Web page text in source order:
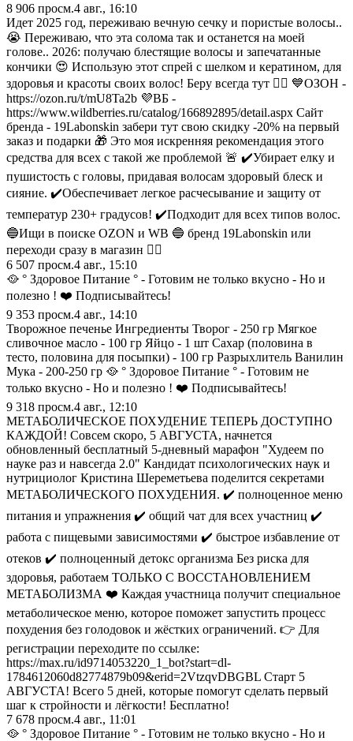
8 906 просм.4 авг., 16:10
Идет 2025 год, переживаю вечную сечку и пористые волосы..
😭 Переживаю, что эта солома так и останется на моей
голове.. 2026: получаю блестящие волосы и запечатанные
кончики 😍 Использую этот спрей с шелком и кератином, для
здоровья и красоты своих волос! Беру всегда тут 👇🏼 💙ОЗОН -
https://ozon.ru/t/mU8Ta2b 💜ВБ -
https://www.wildberries.ru/catalog/166892895/detail.aspx Сайт
бренда - 19Labonskin забери тут свою скидку -20% на первый
заказ и подарки 🎁 Это моя искренняя рекомендация этого
средства для всех с такой же проблемой 🚨 ✔️Убирает елку и
пушистость с головы, придавая волосам здоровый блеск и
сияние. ✔️Обеспечивает легкое расчесывание и защиту от
температур 230+ градусов! ✔️Подходит для всех типов волос.
🔵Ищи в поиске OZON и WB 🔵 бренд 19Labonskin или
переходи сразу в магазин 👇🏽
6 507 просм.4 авг., 15:10
🥘 ° Здоровое Питание ° - Готовим не только вкусно - Но и
полезно ! ❤️ Подписывайтесь!
9 353 просм.4 авг., 14:10
Творожное печенье Ингредиенты Творог - 250 гр Мягкое
сливочное масло - 100 гр Яйцо - 1 шт Сахар (половина в
тесто, половина для посыпки) - 100 гр Разрыхлитель Ванилин
Мука - 200-250 гр 🥘 ° Здоровое Питание ° - Готовим не
только вкусно - Но и полезно ! ❤️ Подписывайтесь!
9 318 просм.4 авг., 12:10
МЕТАБОЛИЧЕСКОЕ ПОХУДЕНИЕ ТЕПЕРЬ ДОСТУПНО
КАЖДОЙ! Cовсем скоро, 5 АВГУСТА, начнется
обновленный бесплатный 5-дневный марафон "Худеем по
науке раз и навсегда 2.0" Кандидат психологических наук и
нутрициолог Кристина Шереметьева поделится секретами
МЕТАБОЛИЧЕСКОГО ПОХУДЕНИЯ. ✔️ полноценное меню
питания и упражнения ✔️ общий чат для всех участниц ✔️
работа с пищевыми зависимостями ✔️ быстрое избавление от
отеков ✔️ полноценный детокс организма Без риска для
здоровья, работаем ТОЛЬКО С ВОССТАНОВЛЕНИЕМ
МЕТАБОЛИЗМА ❤️ Каждая участница получит специальное
метаболическое меню, которое поможет запустить процесс
похудения без голодовок и жёстких ограничений. 👉 Для
регистрации переходите по ссылке:
https://max.ru/id9714053220_1_bot?start=dl-
1784612060d82774879b09&erid=2VtzqvDBGBL Старт 5
АВГУСТА! Всего 5 дней, которые помогут сделать первый
шаг к стройности и лёгкости! Бесплатно!
7 678 просм.4 авг., 11:01
🥘 ° Здоровое Питание ° - Готовим не только вкусно - Но и